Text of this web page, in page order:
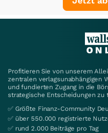
Profitieren Sie von unserem
zentralen verlagsunabhängigen
und fundierten Zugang in die
strategische Entscheidungen zu
✅ Größte Finanz-Community
✅ über 550.000 registrierte
✅ rund 2.000 Beiträge pro Tag